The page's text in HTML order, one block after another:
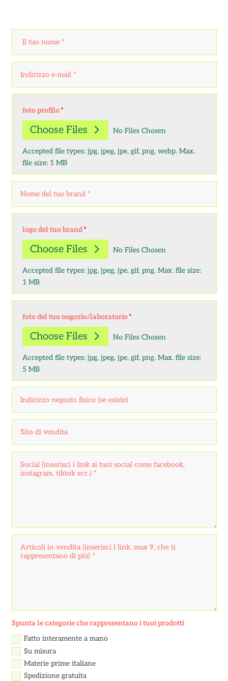
foto profilo
Choose Files No Files Chosen
Accepted file types: jpg, jpeg, jpe, gif, png, webp. Max.
file size: 1 MB
logo del tuo brand
Choose Files No Files Chosen
Accepted file types: jpg, jpeg, jpe, gif, png. Max. file size:
1 MB
foto del tuo negozio/laboratorio
Choose Files No Files Chosen
Accepted file types: jpg, jpeg, jpe, gif, png. Max. file size:
5 MB
Spunta le categorie che rappresentano i tuoi prodotti
Fatto interamente a mano
Su misura
Materie prime italiane
Spedizione gratuita